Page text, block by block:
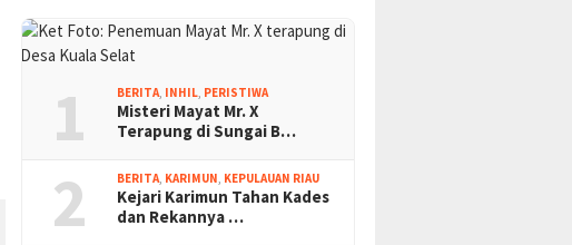
1 BERITA, INHIL, PERISTIWA
Misteri Mayat Mr. X
Terapung di Sungai B…
2 BERITA, KARIMUN, KEPULAUAN RIAU
Kejari Karimun Tahan Kades
dan Rekannya …